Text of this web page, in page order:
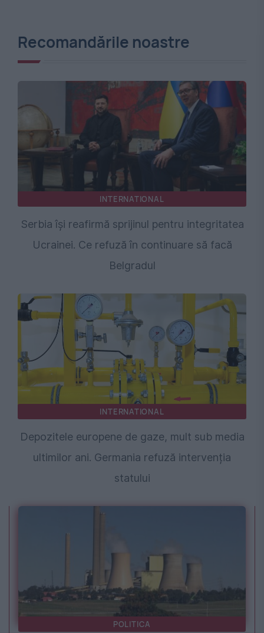
Recomandările noastre
INTERNATIONAL
Serbia își reafirmă sprijinul pentru integritatea
Ucrainei. Ce refuză în continuare să facă
Belgradul
INTERNATIONAL
Depozitele europene de gaze, mult sub media
ultimilor ani. Germania refuză intervenția
statului
POLITICA